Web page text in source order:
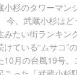
小杉のタワーマン
今、武蔵小杉はど
みたい街ランキ
けている“ムサコ”
10月の台風19号